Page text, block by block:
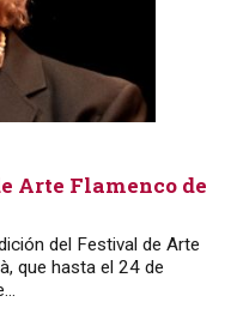
Arte Flamenco de
del Festival de Arte
que hasta el 24 de